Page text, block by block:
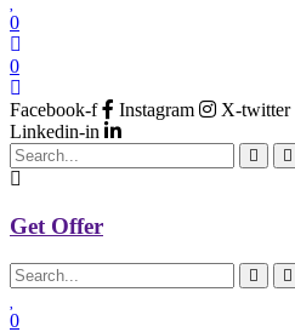
0
0
Facebook-f Instagram X-twitter
Linkedin-in
Get Offer
0